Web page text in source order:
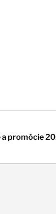
promócie